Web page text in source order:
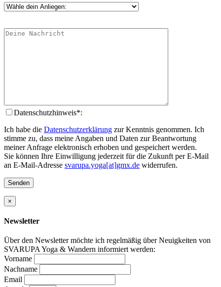
Datenschutzhinweis*:
Ich habe die Datenschutzerklärung zur Kenntnis genommen. Ich
stimme zu, dass meine Angaben und Daten zur Beantwortung
meiner Anfrage elektronisch erhoben und gespeichert werden.
Sie können Ihre Einwilligung jederzeit für die Zukunft per E-Mail
an E-Mail-Adresse svarupa.yoga[at]gmx.de widerrufen.
×
Newsletter
Über den Newsletter möchte ich regelmäßig über Neuigkeiten von
SVARUPA Yoga & Wandern informiert werden:
Vorname
Nachname
Email